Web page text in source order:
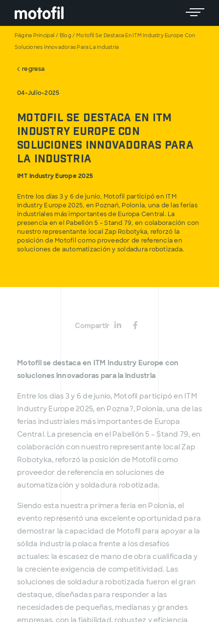
Página Principal / Blog / Motofil Se Destaca En ITM Industry Europe Con
Soluciones Innovadoras Para La Industria
regresa
04-Julio-2025
Motofil se destaca en ITM
Industry Europe con
soluciones innovadoras para
la industria
IMT Industry Europe 2025
Entre los días 3 y 6 de junio, Motofil participó en ITM
Industry Europe 2025, en Poznań, Polonia, una de las ferias
industriales más importantes de Europa Central. La
presencia en el Pabellón 5 – Stand 79, en colaboración con
nuestro representante local Zap Robotyka, reforzó la
posición de Motofil como proveedor de referencia en
soluciones de automatización y soldadura robotizada.
Compartir
Motofil se destaca en ITM Industry Europe con
soluciones innovadoras para la industria
Entre los días 3 y 6 de junio, Motofil participó en ITM
Industry Europe 2025, en Pozna?, Polonia, una de las
ferias industriales más importantes de Europa
Central. La presencia en el Pabellón 5 – Stand 79, en
colaboración con nuestro representante local Zap
Robotyka, reforzó la posición de Motofil como
proveedor de referencia en soluciones de
automatización y soldadura robotizada.
Siendo esta nuestra primera feria en Polonia, el
evento representó una excelente oportunidad para
demostrar la capacidad de Motofil para apoyar a la
sólida industria polaca frente a los desafíos
actuales: la escasez de mano de obra cualificada y
la creciente exigencia de competitividad. Las
soluciones de soldadura robotizada fueron el gran
destaque, diseñadas para responder a las
necesidades de pequeñas, medianas y grandes
empresas, con la fiabilidad, robustez y eficiencia